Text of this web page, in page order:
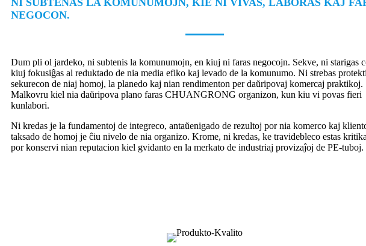
NEGOCON.
Dum pli ol jardeko, ni subtenis la komunumojn, en kiuj ni faras negocojn. Sekve, ni starigas
kiuj fokusiĝas al reduktado de nia media efiko kaj levado de la komunumo. Ni strebas
sekurecon de niaj homoj, la planedo kaj nian rendimenton per daŭripovaj komercaj praktikoj.
Malkovru kiel nia daŭripova plano faras CHUANGRONG organizon, kun kiu vi povas fieri
kunlabori.
Ni kredas je la fundamentoj de integreco, antaŭenigado de rezultoj por nia komerco kaj
taksado de homoj je ĉiu nivelo de nia organizo. Krome, ni kredas, ke travidebleco estas
por konservi nian reputacion kiel gvidanto en la merkato de industriaj provizaĵoj de PE-tuboj.